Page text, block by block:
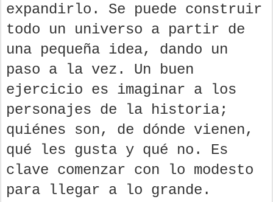
expandirlo. Se puede construir
todo un universo a partir de
una pequeña idea, dando un
paso a la vez. Un buen
ejercicio es imaginar a los
personajes de la historia;
quiénes son, de dónde vienen,
qué les gusta y qué no. Es
clave comenzar con lo modesto
para llegar a lo grande.